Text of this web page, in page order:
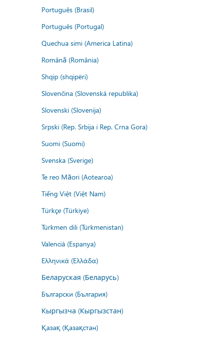
Português (Brasil)
Português (Portugal)
Quechua simi (America Latina)
Română (România)
Shqip (shqipëri)
Slovenčina (Slovenská republika)
Slovenski (Slovenija)
Srpski (Rep. Srbija i Rep. Crna Gora)
Suomi (Suomi)
Svenska (Sverige)
Te reo Māori (Aotearoa)
Tiếng Việt (Việt Nam)
Türkçe (Türkiye)
Türkmen dili (Türkmenistan)
Valencià (Espanya)
Ελληνικά (Ελλάδα)
Беларуская (Беларусь)
Български (България)
Кыргызча (Кыргызстан)
Қазақ (Қазақстан)